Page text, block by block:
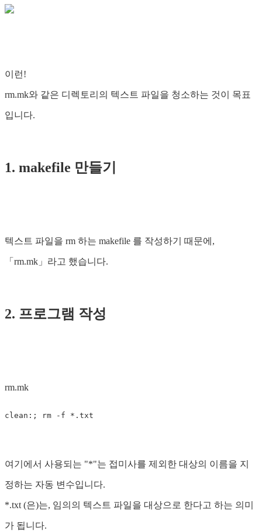
이런!
rm.mk와 같은 디렉토리의 텍스트 파일을 청소하는 것이 목표
입니다.
1. makefile 만들기
텍스트 파일을 rm 하는 makefile 를 작성하기 때문에,
「rm.mk」라고 했습니다.
2. 프로그램 작성
rm.mk
clean : ; rm -f *.txt
여기에서 사용되는 "*"는 접미사를 제외한 대상의 이름을 지
정하는 자동 변수입니다.
*.txt (은)는, 임의의 텍스트 파일을 대상으로 한다고 하는 의미
가 됩니다.